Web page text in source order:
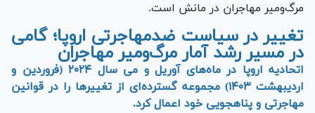
مرگ‌ومیر مهاجران در مانش است.
تغییر در سیاست ضدمهاجرتی اروپا؛ گامی
در مسیر رشد آمار مرگ‌ومیر مهاجران
اتحادیه اروپا در ماه‌های آوریل و می‌ سال ۲۰۲۴ (فروردین و
اردیبهشت ۱۴۰۳) مجموعه گسترده‌ای از تغییر‌ها را در قوانین
مهاجرتی و پناهجویی خود اعمال کرد.